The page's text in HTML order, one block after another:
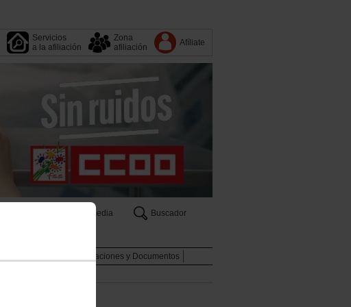
Servicios
a la afiliación
Zona
afiliación
Afíliate
Multimedia
Buscador
Publicaciones y Documentos